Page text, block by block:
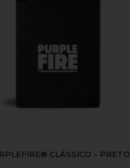
CLÁSSICO - PRETO